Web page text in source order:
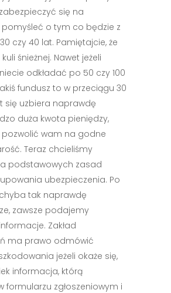
się na
pomyśleć o tym co będzie z
czy 40 lat. Pamiętajcie, że
śnieżnej. Nawet jeżeli
odkładać po 50 czy 100
fundusz to w przeciągu 30
się uzbiera naprawdę
duża kwota pieniędzy,
wam na godne
Teraz chcieliśmy
podstawowych zasad
ubezpieczenia. Po
tak naprawdę
zawsze podajemy
Zakład
ma prawo odmówić
jeżeli okaże się,
informacja, którą
formularzu zgłoszeniowym i